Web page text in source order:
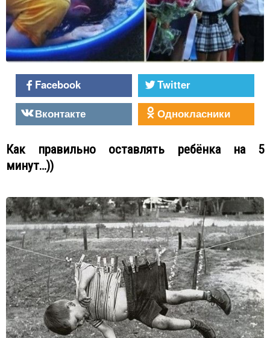
Facebook
Twitter
Вконтакте
Однокласники
Как правильно оставлять ребёнка на 5
минут…))